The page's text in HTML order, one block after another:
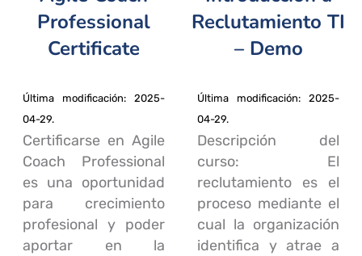
Professional
Certificate
Última modificación: 2025-
04-29.
Certificarse en Agile
Coach Professional
es una oportunidad
para crecimiento
profesional y poder
aportar en la
Reclutamiento TI
– Demo
Última modificación: 2025-
04-29.
Descripción del
curso: El
reclutamiento es el
proceso mediante el
cual la organización
identifica y atrae a